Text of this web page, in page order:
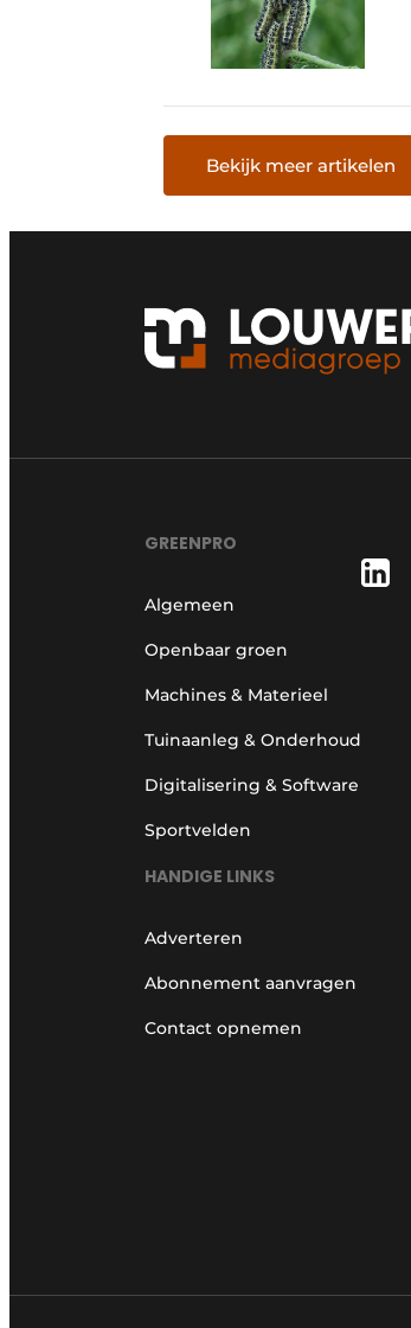
Bekijk meer artikelen
GREENPRO
Algemeen
Openbaar groen
Machines & Materieel
Tuinaanleg & Onderhoud
Digitalisering & Software
Sportvelden
HANDIGE LINKS
Adverteren
Abonnement aanvragen
Contact opnemen